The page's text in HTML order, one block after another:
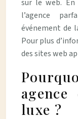
sur le web. En
l’agence
événement de
Pour plus
des sites web
agence
luxe ?